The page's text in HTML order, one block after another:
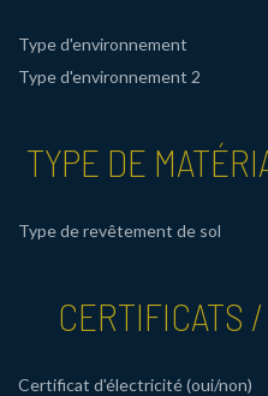
Type d'environnement
Type d'environnement 2
TYPE DE
Type de revêtement de sol
CERTIFICATS
Certificat d'électricité (oui/non)